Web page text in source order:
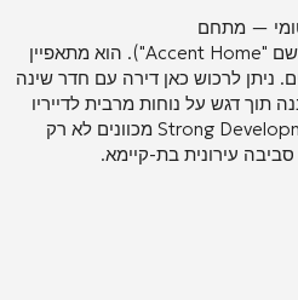
— מתחם
(הידוע גם בשם "Accent Home"). הוא מתאפיין
ניתן לרכוש כאן דירה עם חדר שינה
תוך דגש על נוחות מרבית לדייריו
העתידיים. הפרויקטים של Strong Development מכוונים לא רק
עירונית בת-קיימא.